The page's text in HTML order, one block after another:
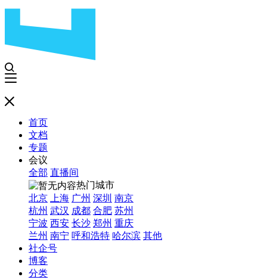
首页
文档
专题
会议
全部 直播间
热门城市
北京
上海 广州 深圳 南京
杭州 武汉 成都 合肥 苏州
宁波 西安 长沙 郑州 重庆
兰州 南宁 呼和浩特 哈尔滨 其他
社企号
博客
分类